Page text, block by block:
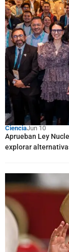
CienciaJun 10
Aprueban Ley
explorar